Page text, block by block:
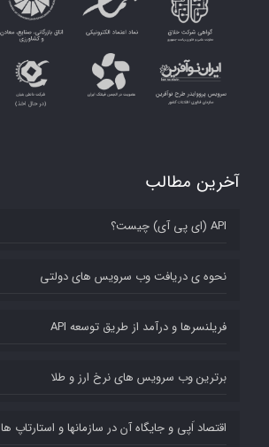
آخرین مطالب
API (ای پی آی) چیست؟
نحوه ی دریافت وب سرویس های دولتی
فریلنسرها و درآمد از طریق توسعه API
برترین وب سرویس های نرخ ارز و طلا
اقتصاد اَپی و جایگاه آن در سازمانها و استارتاپ ها